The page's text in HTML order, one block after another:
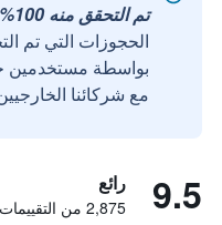
تم التحقق منه 100%
الحجوزات التي تم
مع شركائنا
9.5 رائع
2,875 من التقييمات تم التحقق منها